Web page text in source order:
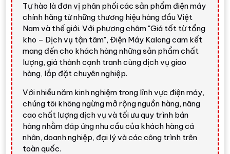
Model này thuộc dòngStylish Linecủa Hitachi, thiết kế
cửa kính màuGBK - Glass Black, phù hợp không gian
bếp hiện đại, căn hộ hoặc nhà phố cần một mẫu tủ lạnh
dung tích vừa lớn nhưng vẫn giữ kiểu 2 cửa quen thuộc.
Kích thước tham khảo của sản phẩm là650 x 1695 x
720 mm theo thứ tự rộng x cao x sâu, khối lượng khoảng
65 kg
cửa trước khi mua.
Đánh giá nhanh từ Điện Máy
Kalong
Tự hào là đơn vị phân phối các sản phẩm điện máy
chính hãng từ những thương hiệu hàng đầu Việt
Nam và thế giới. Với phương châm "Giá tốt từ tổng
kho – Dịch vụ tận tâm", Điện Máy Kalong cam kết
mang đến cho khách hàng những sản phẩm chất
lượng, giá thành cạnh tranh cùng dịch vụ giao
hàng, lắp đặt chuyên nghiệp.
Với nhiều năm kinh nghiệm trong lĩnh vực điện máy,
chúng tôi không ngừng mở rộng nguồn hàng, nâng
cao chất lượng dịch vụ và tối ưu quy trình bán
hàng nhằm đáp ứng nhu cầu của khách hàng cá
nhân, doanh nghiệp, đại lý và các công trình trên
toàn quốc.